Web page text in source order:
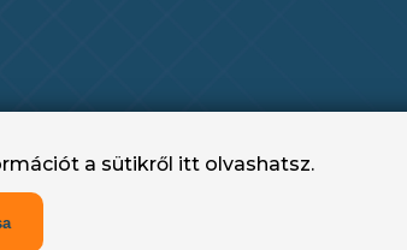
- 2025
a sütikről itt olvashatsz.